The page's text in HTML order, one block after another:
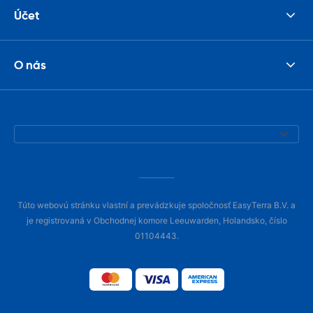
Účet
O nás
Túto webovú stránku vlastní a prevádzkuje spoločnosť EasyTerra B.V. a
je registrovaná v Obchodnej komore Leeuwarden, Holandsko, číslo
01104443.